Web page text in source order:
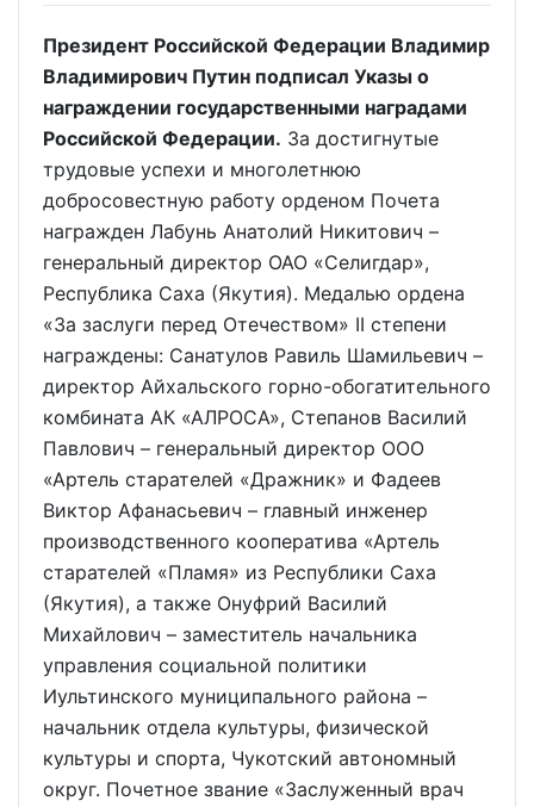
Президент Российской Федерации Владимир
Владимирович Путин подписал Указы о
награждении государственными наградами
Российской Федерации. За достигнутые
трудовые успехи и многолетнюю
добросовестную работу орденом Почета
награжден Лабунь Анатолий Никитович –
генеральный директор ОАО «Селигдар»,
Республика Саха (Якутия). Медалью ордена
«За заслуги перед Отечеством» II степени
награждены: Санатулов Равиль Шамильевич –
директор Айхальского горно-обогатительного
комбината АК «АЛРОСА», Степанов Василий
Павлович – генеральный директор ООО
«Артель старателей «Дражник» и Фадеев
Виктор Афанасьевич – главный инженер
производственного кооператива «Артель
старателей «Пламя» из Республики Саха
(Якутия), а также Онуфрий Василий
Михайлович – заместитель начальника
управления социальной политики
Иультинского муниципального района –
начальник отдела культуры, физической
культуры и спорта, Чукотский автономный
округ. Почетное звание «Заслуженный врач